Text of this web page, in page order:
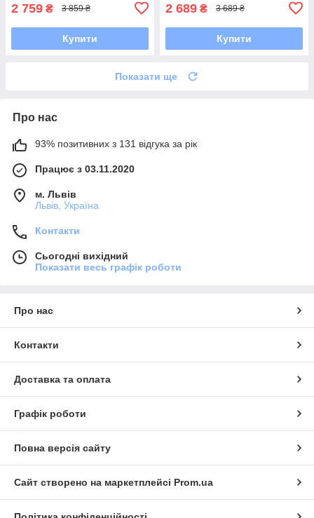
2 759 ₴ 3 859 ₴
Купити
2 689 ₴ 3 689 ₴
Купити
Показати ще
Про нас
93% позитивних з 131 відгука за рік
Працює з 03.11.2020
м. Львів
Львів, Україна
Контакти
Сьогодні вихідний
Показати весь графік роботи
Про нас
Контакти
Доставка та оплата
Графік роботи
Повна версія сайту
Сайт створено на маркетплейсі Prom.ua